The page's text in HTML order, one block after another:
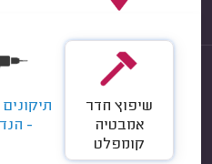
שיפוץ חדר
אמבטיה
קומפלט
-